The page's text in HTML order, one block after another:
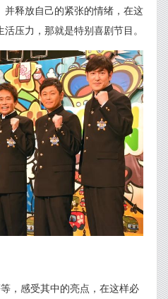
释放自己的紧张的情绪，在这
压力，那就是特别喜剧节目。
，感受其中的亮点，在这样必